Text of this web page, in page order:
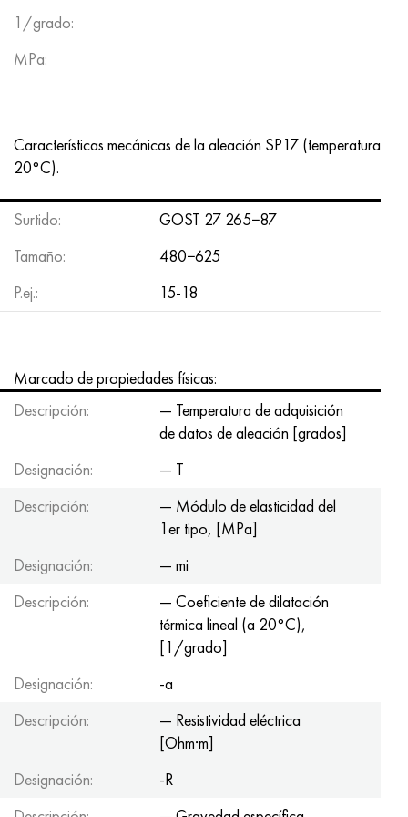
1/grado:
MPa:
Características mecánicas de la aleación SP17 (temperatura
20°C).
Surtido:
GOST 27 265−87
Tamaño:
480−625
P.ej.:
15-18
Marcado de propiedades físicas:
Descripción:
— Temperatura de adquisición
de datos de aleación [grados]
Designación:
— T
Descripción:
— Módulo de elasticidad del
1er tipo, [MPa]
Designación:
— mi
Descripción:
— Coeficiente de dilatación
térmica lineal (a 20°С),
[1/grado]
Designación:
-a
Descripción:
— Resistividad eléctrica
[Ohm·m]
Designación:
-R
Hastelloy C-276
Hastelloy C2000
Hastelloy x
udimet 500
40XFA, 1.7223, AISI 4142
45X, 45h, 1.7035
A40G, 44smn28, 1.0762, 46s20